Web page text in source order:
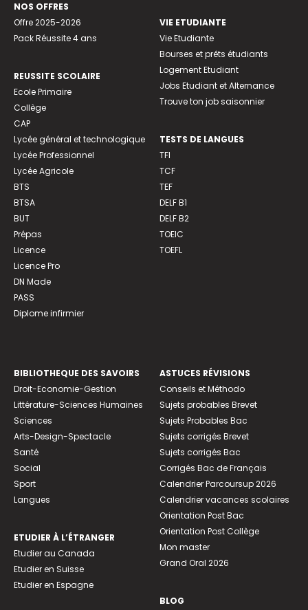
NOS OFFRES
Offre 2025-2026
Pack Réussite 4 ans
REUSSITE SCOLAIRE
Ecole Primaire
Collège
CAP
Lycée général et technologique
Lycée Professionnel
Lycée Agricole
BTS
BTSA
BUT
Prépas
Licence
Licence Pro
DN Made
PASS
Diplome infirmier
VIE ETUDIANTE
Vie Etudiante
Bourses et prêts étudiants
Logement Etudiant
Jobs Etudiant et Alternance
Trouve ton job saisonnier
TESTS DE LANGUES
TFI
TCF
TEF
DELF B1
DELF B2
TOEIC
TOEFL
BIBLIOTHEQUE DES SAVOIRS
Droit-Economie-Gestion
Littérature-Sciences Humaines
Sciences
Arts-Design-Spectacle
Santé
Social
Sport
Langues
ETUDIER À L’ÉTRANGER
Etudier au Canada
Etudier en Suisse
Etudier en Espagne
ASTUCES RÉVISIONS
Conseils et Méthodo
Sujets probables Brevet
Sujets Probables Bac
Sujets corrigés Brevet
Sujets corrigés Bac
Corrigés Bac de Français
Calendrier Parcoursup 2026
Calendrier vacances scolaires
Orientation Post Bac
Orientation Post Collège
Mon master
Grand Oral 2026
BLOG